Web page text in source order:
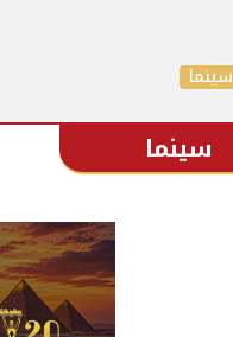
سينما
سينما